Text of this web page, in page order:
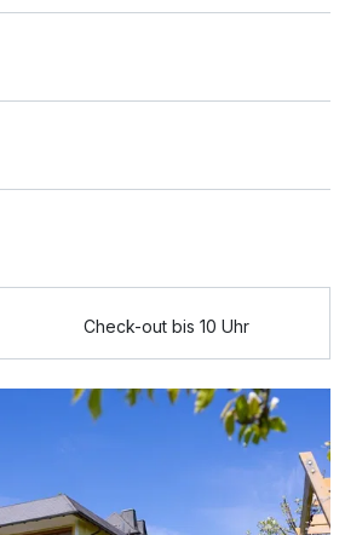
p.P. ab388,00 €
Check-out bis 10 Uhr